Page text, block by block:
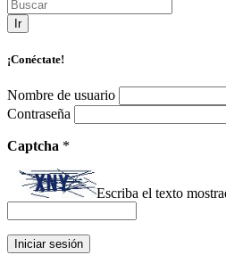
Ir
¡Conéctate!
Nombre de usuario
Contraseña
Captcha *
Escriba el texto